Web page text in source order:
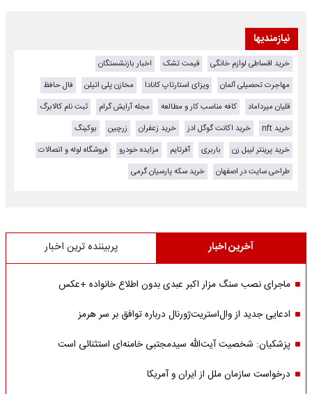
نیازمندیها
خرید اقساطی لوازم خانگی قیمت تشک
اخبار بازنشستگان
مهاجرت تحصیلی آلمان
ویزای استارتاپ کانادا مخازن پلی اتیلن
فال حافظ
قلیان میرداماد
کافه مناسب کار و مطالعه مجله آرایش گرام
ثبت نام کالابرگ
خرید nft
خرید اکانت گوگل ادز خرید زعفران زرچین
بوکینگ
خرید پرینتر لیبل زن
باربری آفرتایم مزایده خودرو
فروشگاه لوله و اتصالات
طراحی سایت در اصفهان
خرید سکه پارسیان گرمی
آخرین اخبار پربیننده ترین اخبار
ماجرای نصب سنگ مزار اکبر عبدی بدون اطلاع خانواده +عکس
ادعایی جدید از وال‌استریت‌ژورنال درباره توافق بر سر هرمز
پزشکیان: شخصیت آیت‌الله سیدمجتبی خامنه‌ای استثنائی است
درخواست سازمان ملل از ایران و آمریکا